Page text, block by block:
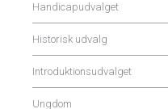
Handicapudvalget
Historisk udvalg
Introduktionsudvalget
Ungdom